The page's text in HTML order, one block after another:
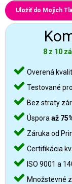
Uložiť do Mojich
8 z 10
Overená
Testované
Bez straty
Úspora až
Záruka od
Certifikácia
ISO 9001 a
Množstevné